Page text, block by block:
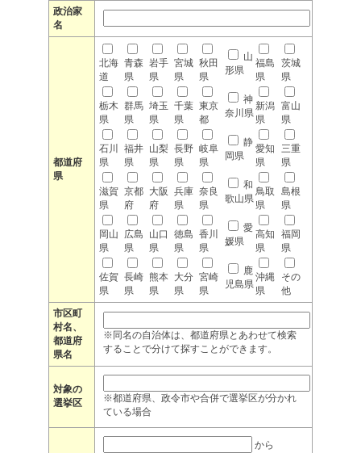
政治家
名
都道府
県
北海
道
青森
県
岩手
県
宮城
県
秋田
県
山
形県
福島
県
茨城
県
栃木
県
群馬
県
埼玉
県
千葉
県
東京
都
神
奈川県
新潟
県
富山
県
石川
県
福井
県
山梨
県
長野
県
岐阜
県
静
岡県
愛知
県
三重
県
滋賀
県
京都
府
大阪
府
兵庫
県
奈良
県
和
歌山県
鳥取
県
島根
県
岡山
県
広島
県
山口
県
徳島
県
香川
県
愛
媛県
高知
県
福岡
県
佐賀
県
長崎
県
熊本
県
大分
県
宮崎
県
鹿
児島県
沖縄
県
その
他
市区町
村名、
都道府
県名
※同名の自治体は、都道府県とあわせて検索
することで分けて探すことができます。
対象の
選挙区
※都道府県、政令市や合併で選挙区が分かれ
ている場合
から